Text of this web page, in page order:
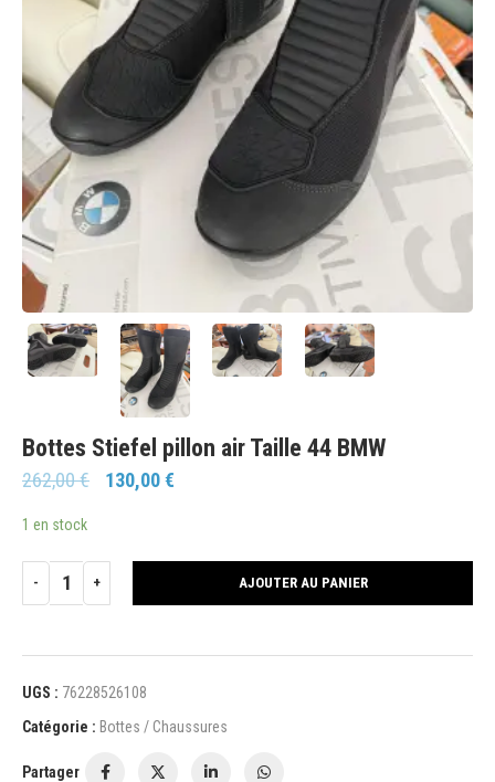
Bottes Stiefel pillon air Taille 44 BMW
262,00€ 130,00€
1 en stock
AJOUTER AU PANIER
UGS : 76228526108
Catégorie : Bottes / Chaussures
Partager